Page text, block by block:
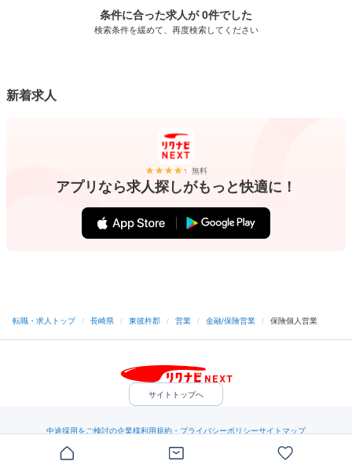
条件に合った求人が 0件でした
検索条件を緩めて、再度検索してください
新着求人
無料
アプリなら求人探しがもっと快適に！
転職・求人トップ / 長崎県 / 東彼杵郡 / 営業 / 金融/保険営業 / 保険個人営業
サイトトップへ
中途採用をご検討の企業様利用規約・プライバシーポリシーサイトマップ
（C）Indeed Inc.